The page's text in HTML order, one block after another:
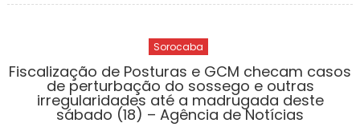
Sorocaba
Fiscalização de Posturas e GCM checam casos
de perturbação do sossego e outras
irregularidades até a madrugada deste
sábado (18) – Agência de Notícias